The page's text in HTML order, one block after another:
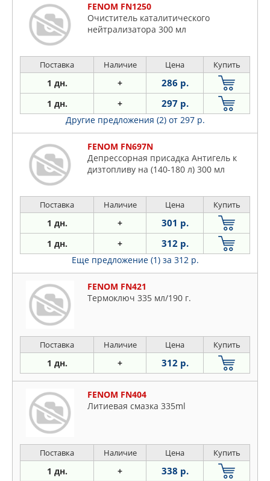
FENOM FN1250
Очиститель каталитического
нейтрализатора 300 мл
Поставка Наличие Цена Купить
1 дн. + 286 р.
1 дн. + 297 р.
Другие предложения (2) от 297 р.
FENOM FN697N
Депрессорная присадка Антигель к
дизтопливу на (140-180 л) 300 мл
Поставка Наличие Цена Купить
1 дн. + 301 р.
1 дн. + 312 р.
Еще предложение (1) за 312 р.
FENOM FN421
Термоключ 335 мл/190 г.
Поставка Наличие Цена Купить
1 дн. + 312 р.
FENOM FN404
Литиевая смазка 335ml
Поставка Наличие Цена Купить
1 дн. + 338 р.